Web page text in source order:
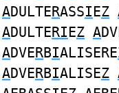
ADULTERASSIEZ
ADULTERIEZ A
ADVERBIALISERE
ADVERBIALISEZ